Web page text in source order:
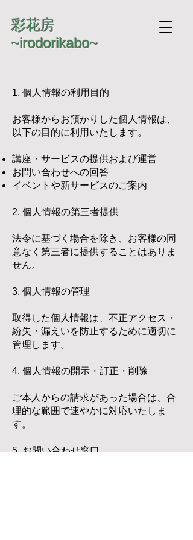
​彩花房
~irodorikabo~
1. 個人情報の利用目的
お客様からお預かりした個人情報は、
以下の目的に利用いたします。
講座・サービスの提供および運営
お問い合わせへの回答
イベントや新サービスのご案内
2. 個人情報の第三者提供
法令に基づく場合を除き、お客様の同
意なく第三者に提供することはありま
せん。
3. 個人情報の管理
取得した個人情報は、不正アクセス・
紛失・漏えいを防止するために適切に
管理します。
4. 個人情報の開示・訂正・削除
ご本人からの請求があった場合は、合
理的な範囲で速やかに対応いたしま
す。
5. お問い合わせ窓口